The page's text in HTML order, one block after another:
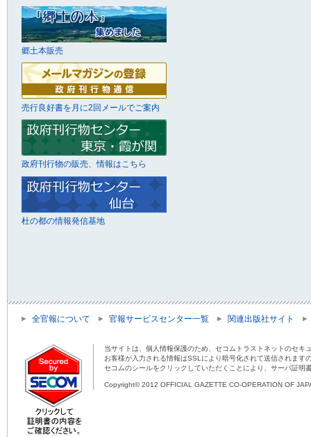
郷土本販売
売行良好書を月に2回メールでご案内
政府刊行物の販売、情報はこちら
杜の都の情報発信基地
全官報について 官報サービスセンター一覧 関連出版社サイト
当サイトは、個人情報保護のため、セコムトラストネットのセキ
お客様が入力される情報はSSLにより暗号化されて送信されま
セコムのシールをクリックしていただくことにより、サーバ証明
Copyright© 2012 OFFICIAL GAZETTE CO-OPERATION OF